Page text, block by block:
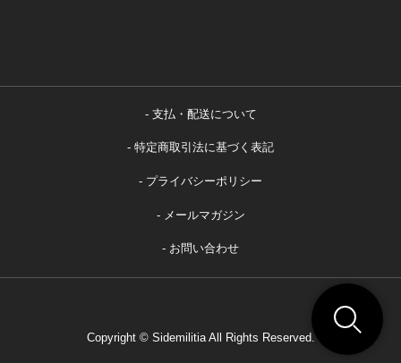
支払・配送について
特定商取引法に基づく表記
プライバシーポリシー
メールマガジン
お問い合わせ
Copyright © Sidemilitia All Rights Reserved.